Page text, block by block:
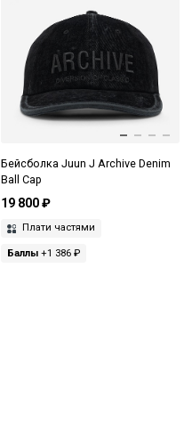
Бейсболка Juun J Archive Denim
Ball Cap
19 800 ₽
Плати частями
Баллы+1 386 ₽